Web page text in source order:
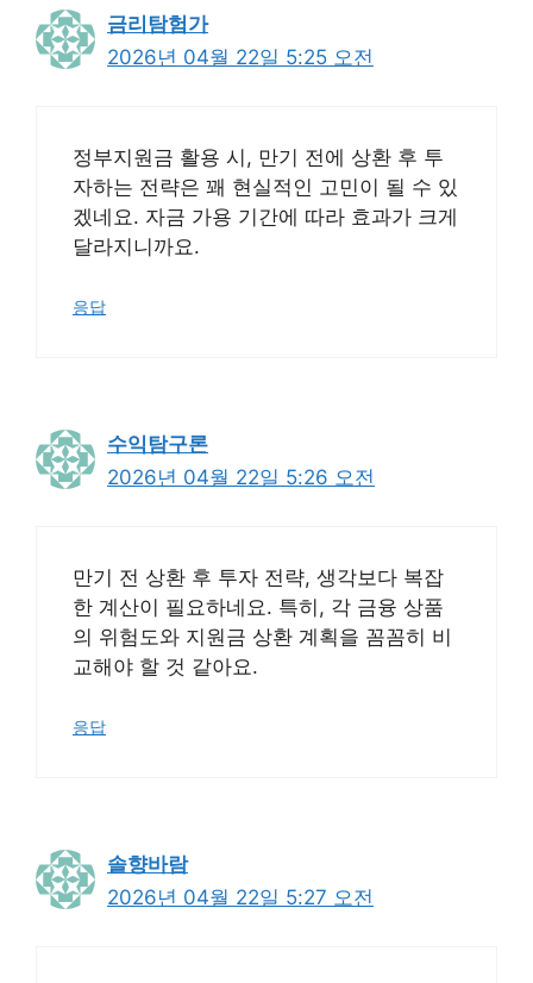
금리탐험가
2026년 04월 22일 5:25 오전
정부지원금 활용 시, 만기 전에 상환 후 투
자하는 전략은 꽤 현실적인 고민이 될 수 있
겠네요. 자금 가용 기간에 따라 효과가 크게
달라지니까요.
응답
수익탐구론
2026년 04월 22일 5:26 오전
만기 전 상환 후 투자 전략, 생각보다 복잡
한 계산이 필요하네요. 특히, 각 금융 상품
의 위험도와 지원금 상환 계획을 꼼꼼히 비
교해야 할 것 같아요.
응답
솔향바람
2026년 04월 22일 5:27 오전